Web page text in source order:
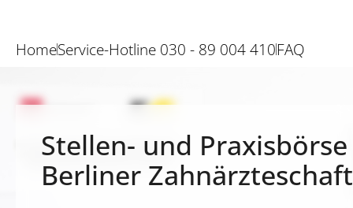
HomeService-Hotline 030 - 89 004 410FAQ
Stellen- und
Berliner Zahnärzteschaft